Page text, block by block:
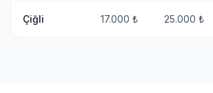
Çiğli 17.000 ₺ 25.000 ₺